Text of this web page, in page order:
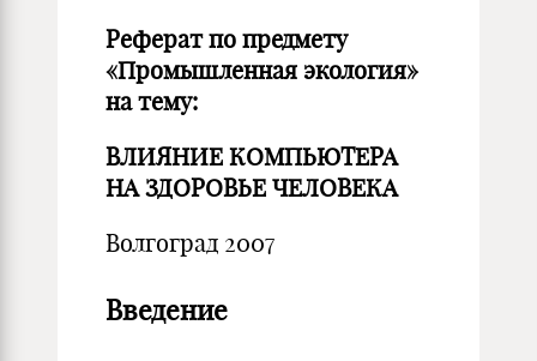
Реферат по предмету
«Промышленная экология»
на тему:
ВЛИЯНИЕ КОМПЬЮТЕРА
НА ЗДОРОВЬЕ ЧЕЛОВЕКА
Волгоград 2007
Введение